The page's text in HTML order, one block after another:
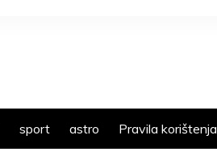
sport astro Pravila korištenja